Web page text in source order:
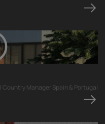
| Country Manager Spain & Portugal